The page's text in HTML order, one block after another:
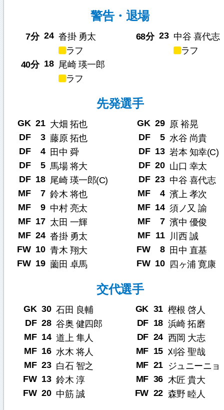
警告・退場
7分 24 沓掛 勇太
ラフ
40分 18 尾崎 瑛一郎
ラフ
68分 23 中谷 喜代志
ラフ
先発選手
GK 21 大畑 拓也
DF
3 藤原 拓也
DF
4
田中 舜
DF
5 馬場 将大
DF 18 尾崎 瑛一郎(C)
MF
7 鈴木 将也
MF
9 中村 亮太
MF 17 太田 一輝
MF 24 沓掛 勇太
FW 10 青木 翔大
FW 19 薗田 卓馬
GK 29 原 裕晃
DF
5 水谷 尚貴
DF 13 岩本 知幸(C)
DF 20 山口 幸太
DF 23 中谷 喜代志
MF
4 濱上 孝次
MF 14 須ノ又 諭
MF
7 濱中 優俊
MF 11
川西 誠
FW
8
田中 直基
FW 10 四ヶ浦 寛康
交代選手
GK 30 石田 良輔
DF 28 谷奥 健四郎
MF 14 道上 隼人
MF 16 水木 将人
MF 23 白石 智之
FW 13 鈴木 淳
FW 20 中筋 誠
GK 31 樫根 啓人
DF 18 浜崎 拓磨
DF 24 西岡 大志
MF 15 刈谷 聖哉
MF 21
ジュニーニョ
MF 36 木匠 貴大
FW 22 森野 睦人